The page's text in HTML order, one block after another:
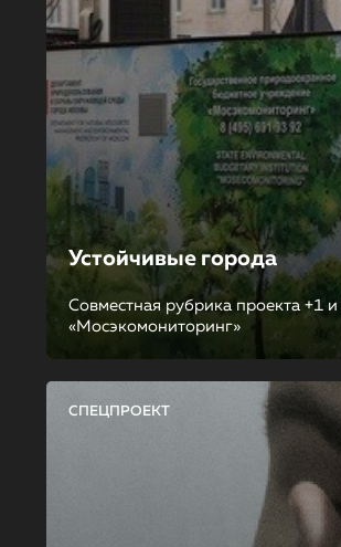
Устойчивые города
Совместная рубрика проекта +1
«Мосэкомониторинг»
СПЕЦПРОЕКТ